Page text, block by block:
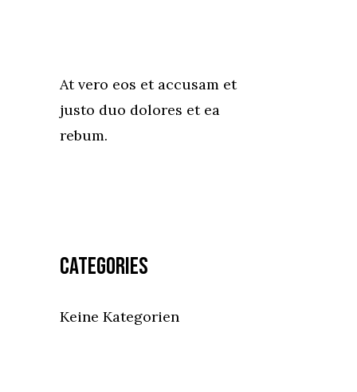
At vero eos et accusam et
justo duo dolores et ea
rebum.
Categories
Keine Kategorien